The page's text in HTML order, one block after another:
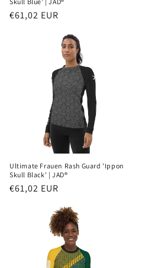
Normaler
€61,02 EUR
Ultimate Frauen Rash Guard 'Ippon
Skull Black' | JAD®
Normaler
€61,02 EUR